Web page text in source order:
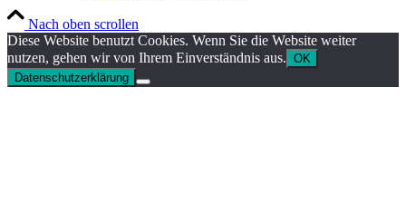
Nach oben scrollen
Diese Website benutzt Cookies. Wenn Sie die Website weiter
nutzen, gehen wir von Ihrem Einverständnis aus. OK
Datenschutzerklärung